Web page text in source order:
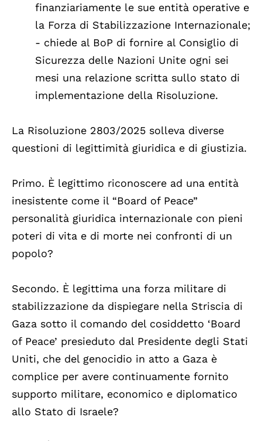
finanziariamente le sue entità operative e
la Forza di Stabilizzazione Internazionale;
- chiede al BoP di fornire al Consiglio di
Sicurezza delle Nazioni Unite ogni sei
mesi una relazione scritta sullo stato di
implementazione della Risoluzione.
La Risoluzione 2803/2025 solleva diverse
questioni di legittimità giuridica e di giustizia.
Primo. È legittimo riconoscere ad una entità
inesistente come il “Board of Peace”
personalità giuridica internazionale con pieni
poteri di vita e di morte nei confronti di un
popolo?
Secondo. È legittima una forza militare di
stabilizzazione da dispiegare nella Striscia di
Gaza sotto il comando del cosiddetto ‘Board
of Peace’ presieduto dal Presidente degli Stati
Uniti, che del genocidio in atto a Gaza è
complice per avere continuamente fornito
supporto militare, economico e diplomatico
allo Stato di Israele?